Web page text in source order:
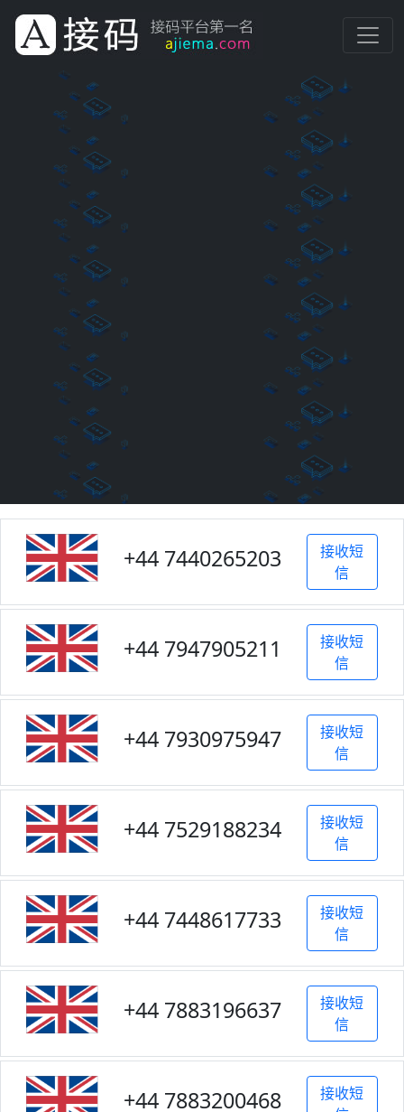
+44 7440265203
接收短
信
+44 7947905211
接收短
信
+44 7930975947
接收短
信
+44 7529188234
接收短
信
+44 7448617733
接收短
信
+44 7883196637
接收短
信
+44 7883200468
接收短